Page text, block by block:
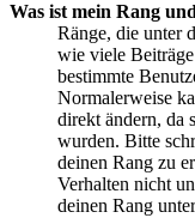
Was ist mein Rang
Ränge, die unter
wie viele
bestimmte
Normalerweise
direkt ändern, da
wurden. Bitte
deinen Rang zu
Verhalten nicht
deinen Rang